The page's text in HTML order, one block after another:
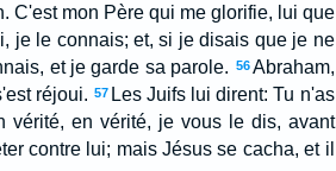
C'est mon Père qui me glorifie, lui que
je le connais; et, si je disais que je ne
et je garde sa parole. 56 Abraham,
réjoui. 57 Les Juifs lui dirent: Tu n'as
vérité, en vérité, je vous le dis, avant
contre lui; mais Jésus se cacha, et il